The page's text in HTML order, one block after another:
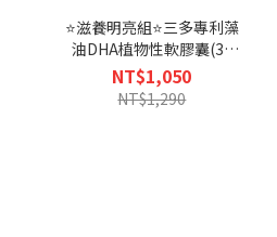
⭐滋養明亮組⭐三多專利藻
油DHA植物性軟膠囊(30
粒)+游離型葉黃素+黑醋栗
複方錠(30錠/盒)x1盒-恕不
折抵購物金
NT$1,050
NT$1,290